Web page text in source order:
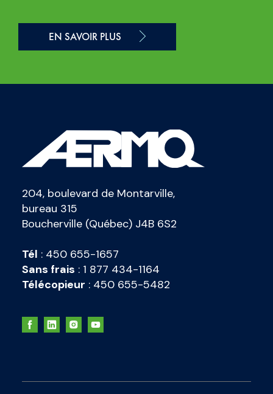
EN SAVOIR PLUS
204, boulevard de Montarville,
bureau 315
Boucherville (Québec) J4B 6S2
Tél : 450 655-1657
Sans frais : 1 877 434-1164
Télécopieur : 450 655-5482